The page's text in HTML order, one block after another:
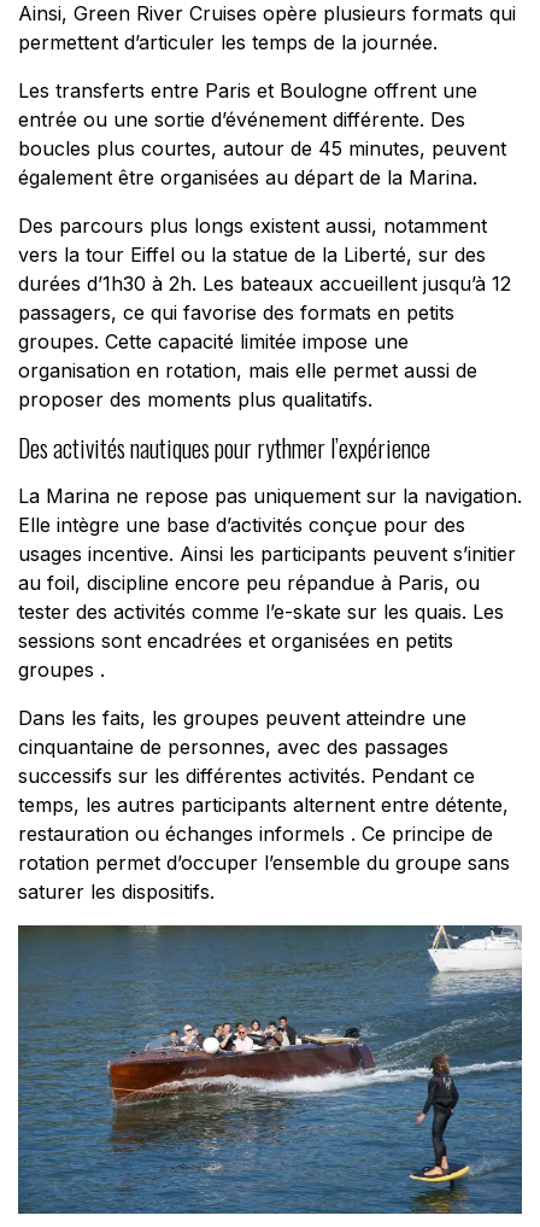
Ainsi, Green River Cruises opère plusieurs formats qui
permettent d’articuler les temps de la journée.
Les transferts entre Paris et Boulogne offrent une
entrée ou une sortie d’événement différente. Des
boucles plus courtes, autour de 45 minutes, peuvent
également être organisées au départ de la Marina.
Des parcours plus longs existent aussi, notamment
vers la tour Eiffel ou la statue de la Liberté, sur des
durées d’1h30 à 2h. Les bateaux accueillent jusqu’à 12
passagers, ce qui favorise des formats en petits
groupes. Cette capacité limitée impose une
organisation en rotation, mais elle permet aussi de
proposer des moments plus qualitatifs.
Des activités nautiques pour rythmer l’expérience
La Marina ne repose pas uniquement sur la navigation.
Elle intègre une base d’activités conçue pour des
usages incentive. Ainsi les participants peuvent s’initier
au foil, discipline encore peu répandue à Paris, ou
tester des activités comme l’e-skate sur les quais. Les
sessions sont encadrées et organisées en petits
groupes .
Dans les faits, les groupes peuvent atteindre une
cinquantaine de personnes, avec des passages
successifs sur les différentes activités. Pendant ce
temps, les autres participants alternent entre détente,
restauration ou échanges informels . Ce principe de
rotation permet d’occuper l’ensemble du groupe sans
saturer les dispositifs.